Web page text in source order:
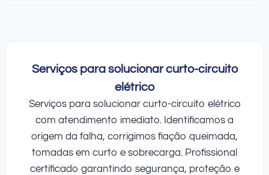
Serviços para solucionar curto-circuito
elétrico
Serviços para solucionar curto-circuito elétrico
com atendimento imediato. Identificamos a
origem da falha, corrigimos fiação queimada,
tomadas em curto e sobrecarga. Profissional
certificado garantindo segurança, proteção e